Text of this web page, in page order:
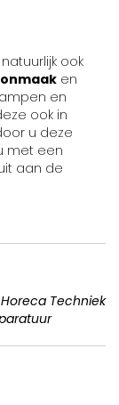
ook
en
en
ook in
u deze
met een
aan de
Techniek